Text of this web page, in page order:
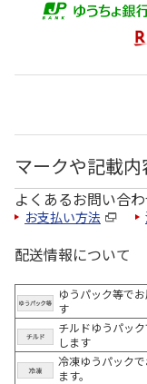
マークや記載
よくあるお問い合
お支払い方法
配送情報について
ゆうパック等で
す
チルドゆうパッ
します
冷凍ゆうパック
ます。